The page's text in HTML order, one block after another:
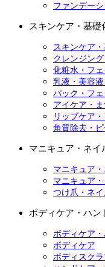
ファンデー
スキンケア・基礎
スキンケア
クレンジン
化粧水・フ
乳液・美容
パック・フ
アイケア・
リップケア
角質除去・
マニキュア・ネイ
マニキュア
マニキュア
つけ爪・ネ
ボディケア・ハン
ボディケア
ボディケア
ボディスク